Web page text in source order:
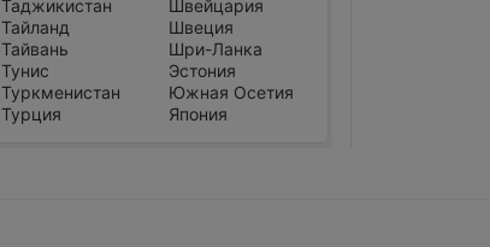
Таджикистан
Тайланд
Тайвань
Тунис
Туркменистан
Турция
Швейцария
Швеция
Шри-Ланка
Эстония
Южная Осетия
Япония